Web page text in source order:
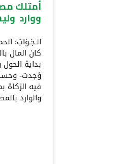
أمتلك
ووارد
الـجَـوَابُ:
بداية
وُجدت-
والوارد